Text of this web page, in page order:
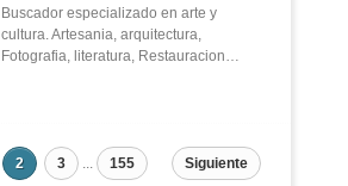
Buscador especializado en arte y
cultura. Artesania, arquitectura,
Fotografia, literatura, Restauracion…
2 3 ... 155 Siguiente